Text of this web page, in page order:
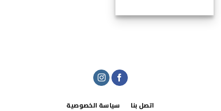
اتصل بنا سياسة الخصوصية